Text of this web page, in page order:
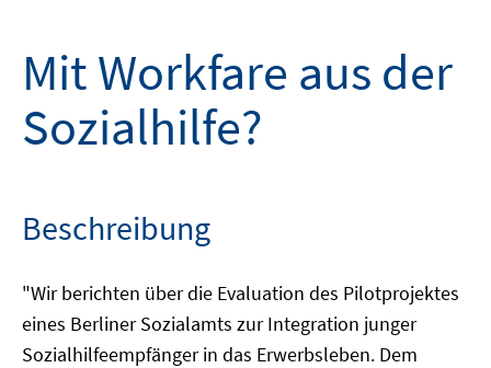
Mit Workfare aus der
Sozialhilfe?
Beschreibung
"Wir berichten über die Evaluation des Pilotprojektes
eines Berliner Sozialamts zur Integration junger
Sozialhilfeempfänger in das Erwerbsleben. Dem